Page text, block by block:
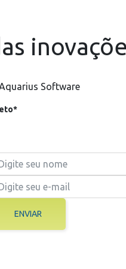
Software
ENVIAR